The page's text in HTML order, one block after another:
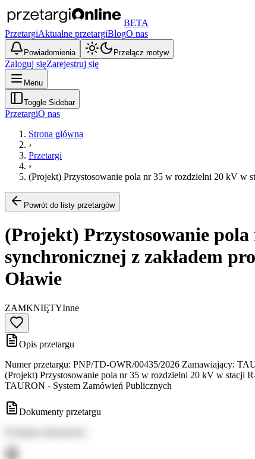
BETA
PrzetargiAktualne przetargiBlogO nas
Powiadomienia Przełącz motyw
Zaloguj sięZarejestruj się
Menu
Toggle Sidebar
PrzetargiO nas
Strona główna
›
Przetargi
›
(Projekt) Przystosowanie pola nr 35 w rozdzielni 20 kV w
Powrót do listy przetargów
(Projekt) Przystosowanie
synchronicznej z zakładem
Oławie
ZAMKNIĘTYInne
Opis przetargu
Numer przetargu: PNP/TD-OWR/00435/2026 Zamawiający:
(Projekt) Przystosowanie pola nr 35 w rozdzielni 20 kV w stacji
TAURON - System Zamówień Publicznych
Dokumenty przetargu